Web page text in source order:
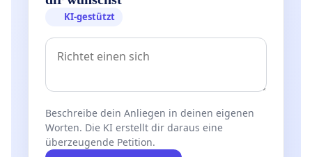
KI-gestützt
Beschreibe dein Anliegen in deinen eigenen
Worten. Die KI erstellt dir daraus eine
überzeugende Petition.